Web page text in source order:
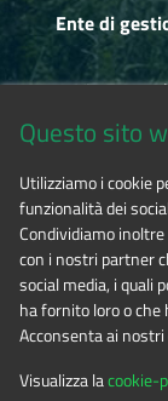
Ente di
Via
E-mail
Questo sito
Utilizziamo i cookie
funzionalità dei
Condividiamo
con i nostri partner
social media, i quali
ha fornito loro o che
Acconsenta ai
Visualizza lacookie-